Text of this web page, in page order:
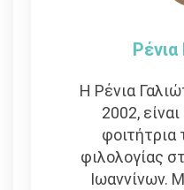
Η Ρένια
2002,
φοιτήτρια
φιλολογίας
Ιωαννίνων.